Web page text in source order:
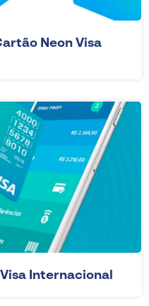
Neon Visa
Internacional